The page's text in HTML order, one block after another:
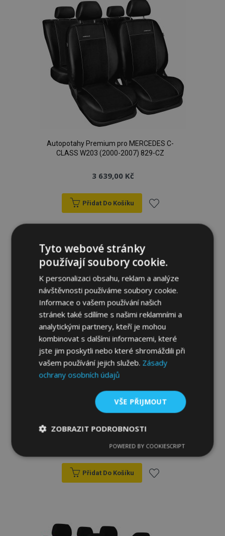
oblíbeným
Autopotahy Premium pro MERCEDES C-
CLASS W203 (2000-2007) 829-CZ
3 639,00 Kč
Přidat Do Košíku
Přidat
oblíbeným
Autopotahy Premium pro MERCEDES C-
3 639,00 Kč
Přidat Do Košíku
oblíbeným
Tyto webové stránky
používají soubory cookie.
K personalizaci obsahu, reklam a analýze
návštěvnosti používáme soubory cookie.
Informace o vašem používání našich
stránek také sdílíme s našimi reklamními a
analytickými partnery, kteří je mohou
kombinovat s dalšími informacemi, které
jste jim poskytli nebo které shromáždili při
vašem používání jejich služeb. Zásady
ochrany osobních údajů
VŠE PŘIJMOUT
ZOBRAZIT PODROBNOSTI
nutné
soubory
Výkonové
soubory
Soubory
cílení
POWERED BY COOKIESCRIPT